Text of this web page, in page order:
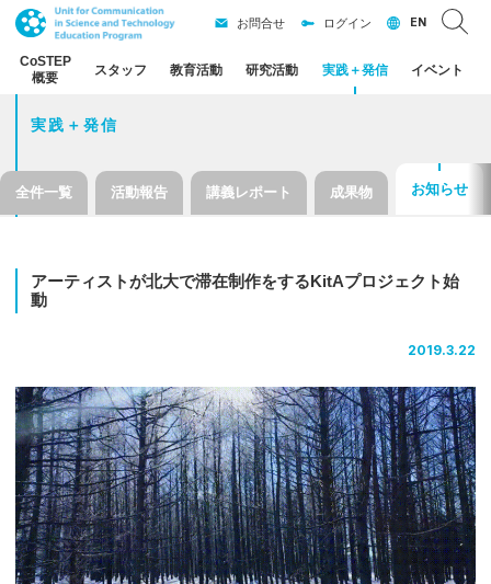
CoSTEP
概要
スタッフ 教育活動 研究活動 実践＋発信 イベント
お問合せ ログイン EN
実践＋発信
全件一覧 活動報告 講義レポート 成果物 お知らせ
アーティストが北大で滞在制作をするKitAプロジェクト始
動
2019.3.22